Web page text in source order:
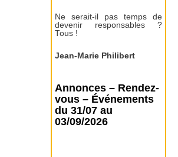
Ne serait-il pas temps de
devenir responsables ?
Tous !
Jean-Marie Philibert
Annonces – Rendez-
vous – Événements
du 31/07 au
03/09/2026